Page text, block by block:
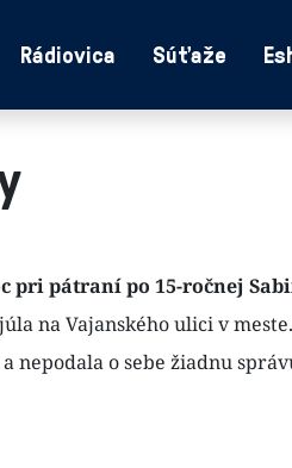
Rádiovica Súťaže
pri pátraní po 15-ročnej
na Vajanského ulici v
nepodala o sebe žiadnu